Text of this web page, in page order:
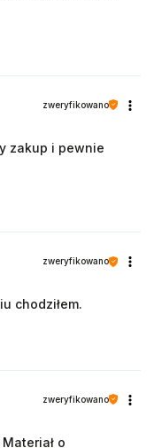
zweryfikowano
zakup i pewnie
zweryfikowano
chodziłem.
zweryfikowano
o